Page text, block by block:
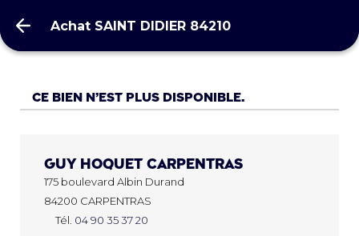
Achat SAINT DIDIER 84210
Achat SAINT DIDIER 84210
Ce bien n’est plus disponible.
Guy HoquetCARPENTRAS
175 boulevard Albin Durand
84200 CARPENTRAS
Tél. 04 90 35 37 20